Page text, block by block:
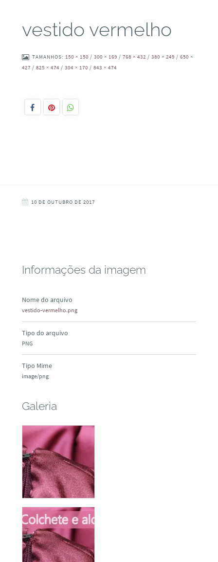
vestido vermelho
TAMANHOS: 150 × 150 / 300 × 169 / 768 × 432 / 380 × 249 / 650 ×
427 / 825 × 474 / 304 × 170 / 843 × 474
10 DE OUTUBRO DE 2017
Informações da imagem
Nome do arquivo
vestido-vermelho.png
Tipo do arquivo
PNG
Tipo Mime
image/png
Galeria